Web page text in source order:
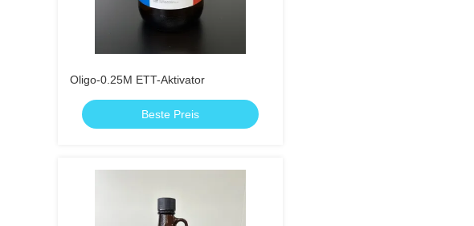
Oligo-0.25M ETT-Aktivator
Beste Preis